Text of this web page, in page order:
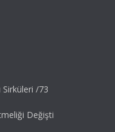
Sirküleri /73
Değişti